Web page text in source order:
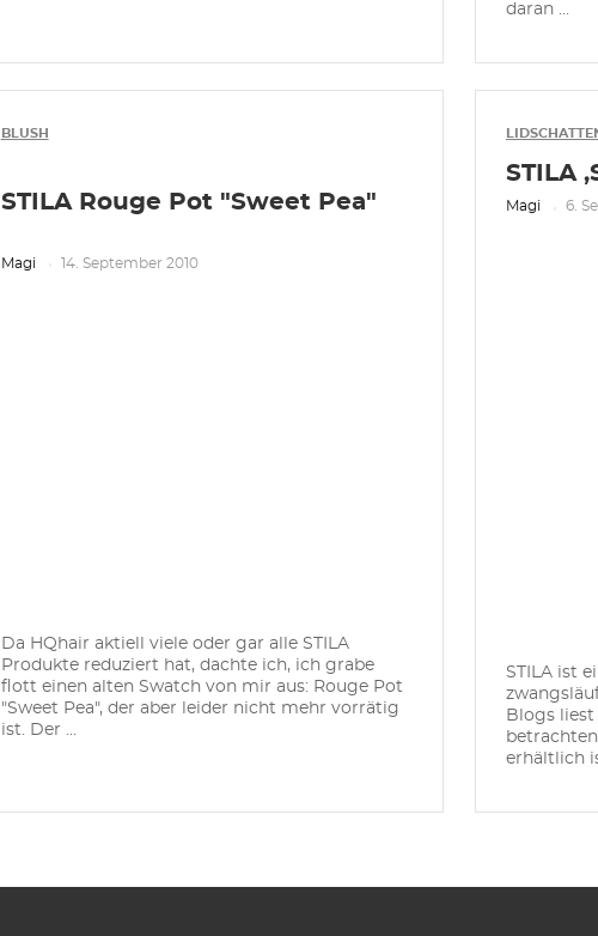
daran ...
BLUSH
STILA Rouge Pot "Sweet Pea"
Magi 14. September 2010
Da HQhair aktiell viele oder gar alle STILA
Produkte reduziert hat, dachte ich, ich grabe
flott einen alten Swatch von mir aus: Rouge Pot
"Sweet Pea", der aber leider nicht mehr vorrätig
ist. Der ...
STILA
Magi 6.
STILA ist
Blogs liest
erhältlich